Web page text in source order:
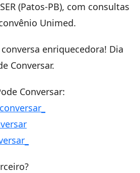
(Patos-PB), com consultas
Unimed.
enriquecedora! Dia
Conversar.
Conversar: